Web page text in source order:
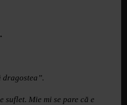
suflet. Mie mi se pare că e